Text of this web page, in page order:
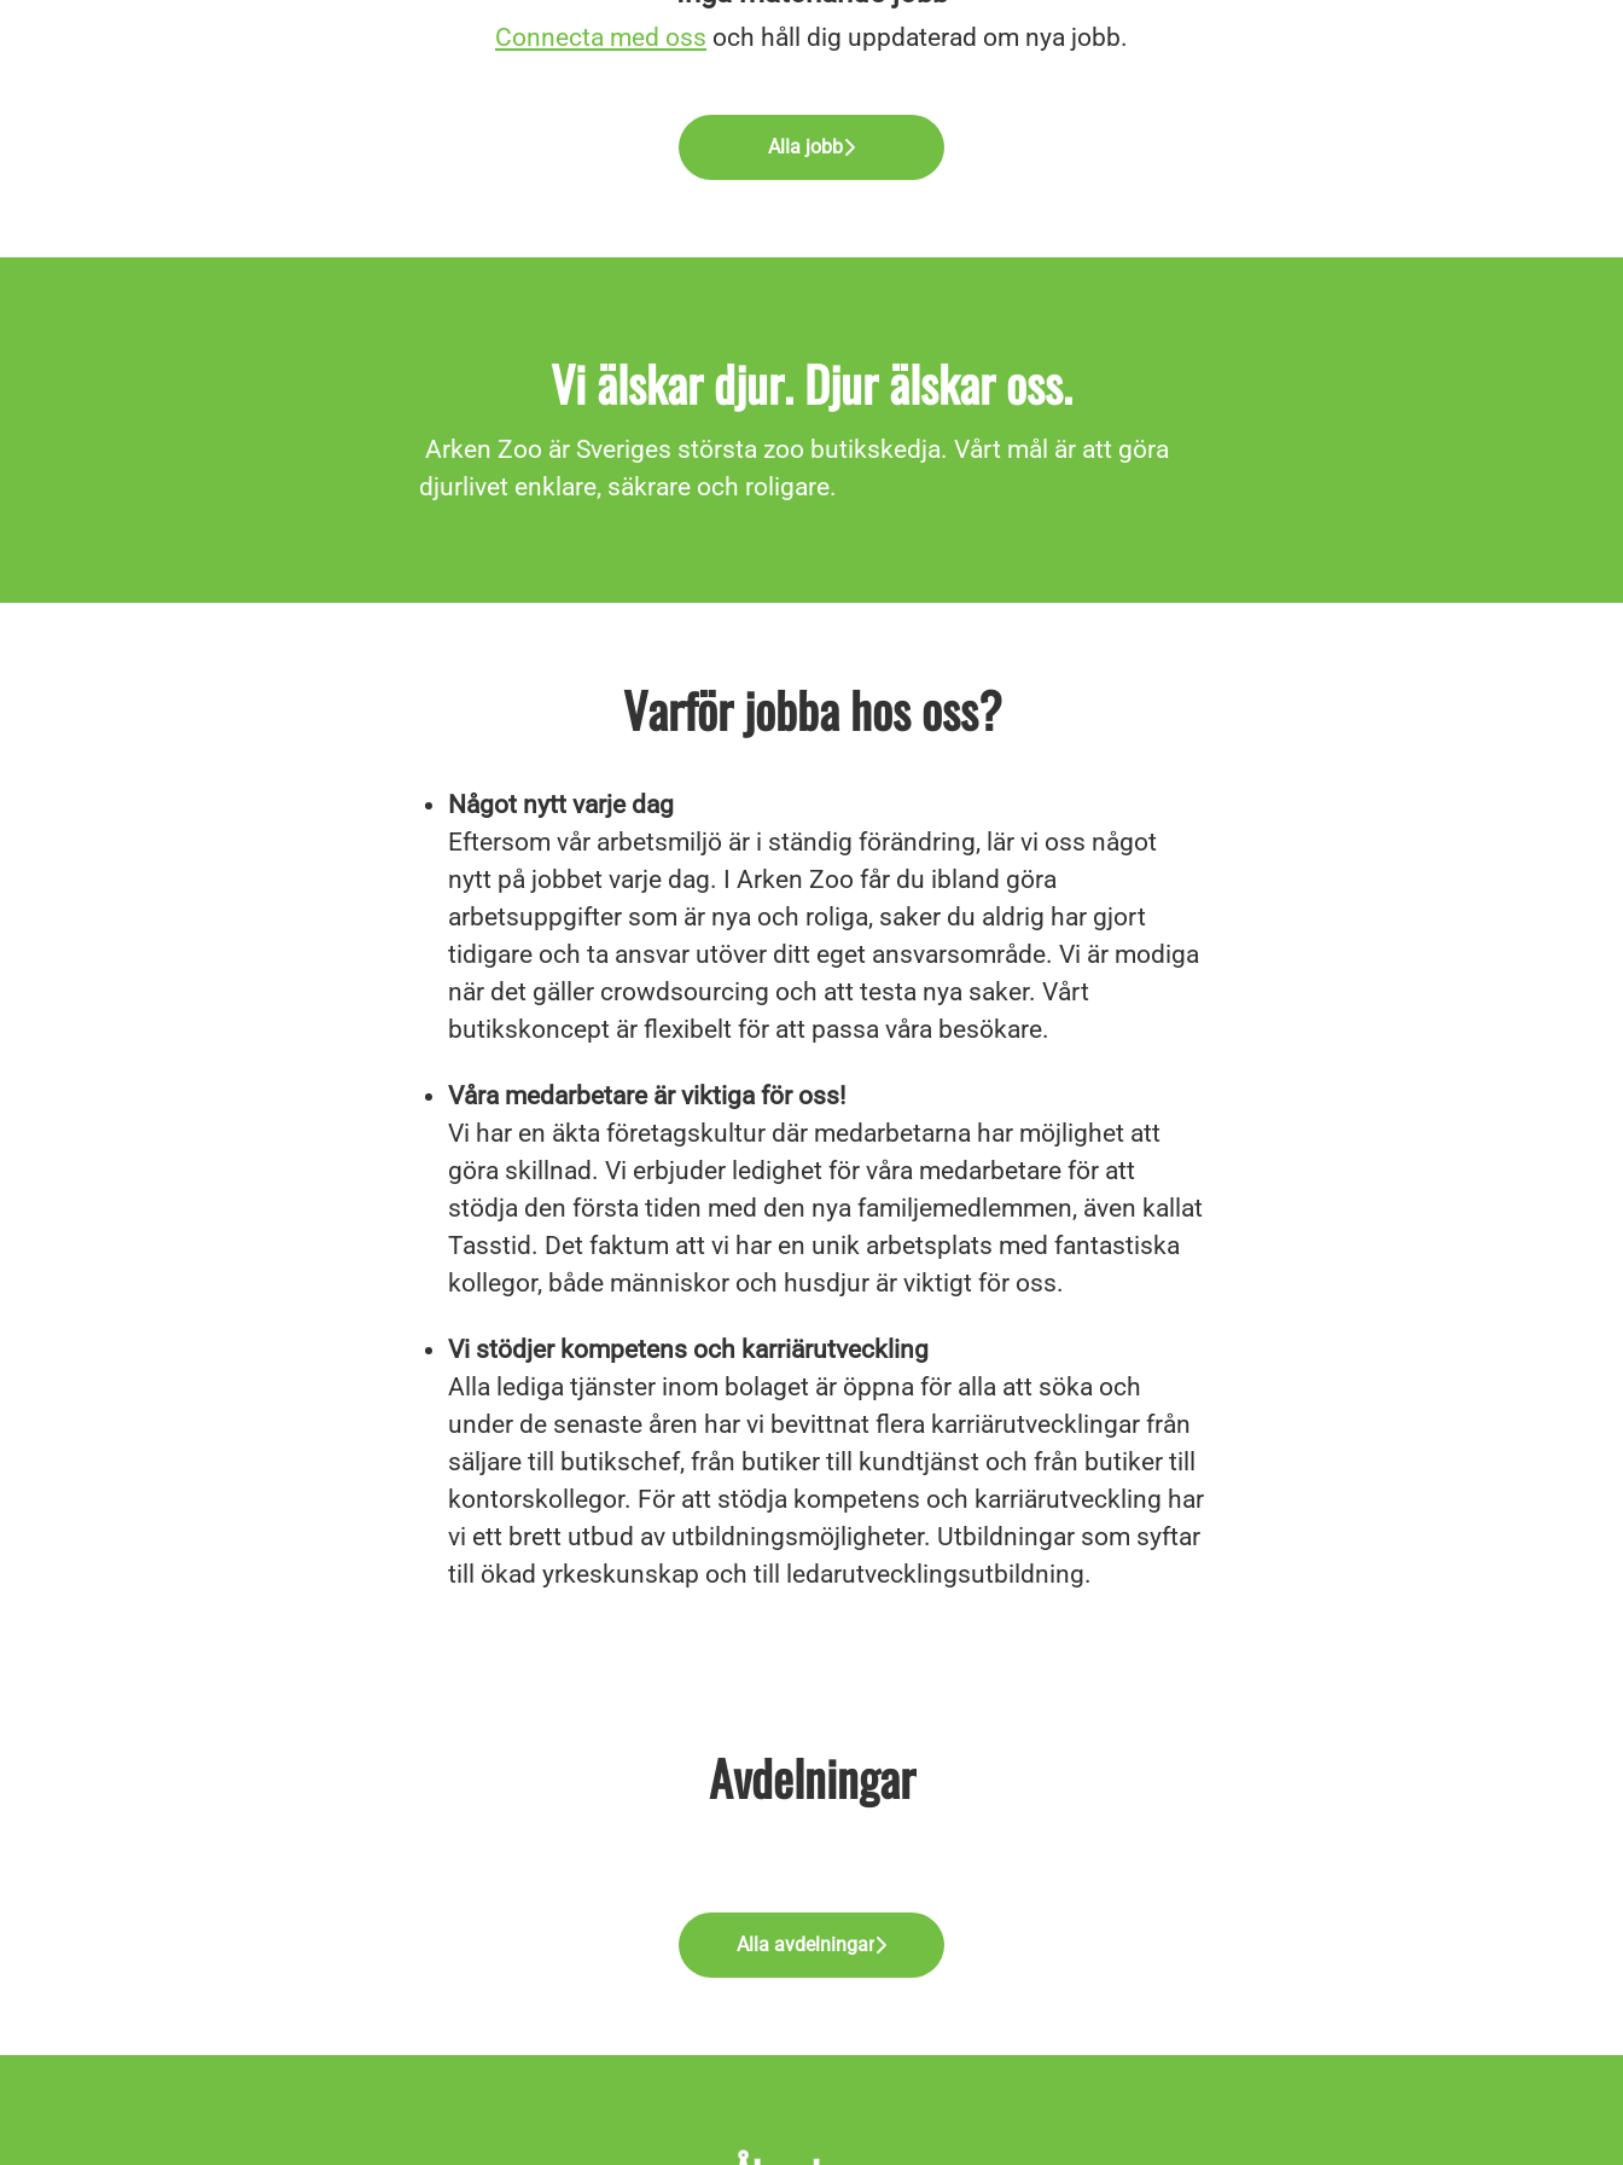
Connecta med oss och håll dig uppdaterad om nya jobb.
Alla jobb
Vi älskar djur. Djur älskar oss.
Arken Zoo är Sveriges största zoo butikskedja. Vårt mål är att göra
djurlivet enklare, säkrare och roligare.
Varför jobba hos oss?
Något nytt varje dag
Eftersom vår arbetsmiljö är i ständig förändring, lär vi oss något
nytt på jobbet varje dag. I Arken Zoo får du ibland göra
arbetsuppgifter som är nya och roliga, saker du aldrig har gjort
tidigare och ta ansvar utöver ditt eget ansvarsområde. Vi är modiga
när det gäller crowdsourcing och att testa nya saker. Vårt
butikskoncept är flexibelt för att passa våra besökare.
Våra medarbetare är viktiga för oss!
Vi har en äkta företagskultur där medarbetarna har möjlighet att
göra skillnad. Vi erbjuder ledighet för våra medarbetare för att
stödja den första tiden med den nya familjemedlemmen, även kallat
Tasstid. Det faktum att vi har en unik arbetsplats med fantastiska
kollegor, både människor och husdjur är viktigt för oss.
Vi stödjer kompetens och karriärutveckling
Alla lediga tjänster inom bolaget är öppna för alla att söka och
under de senaste åren har vi bevittnat flera karriärutvecklingar från
säljare till butikschef, från butiker till kundtjänst och från butiker till
kontorskollegor. För att stödja kompetens och karriärutveckling har
vi ett brett utbud av utbildningsmöjligheter. Utbildningar som syftar
till ökad yrkeskunskap och till ledarutvecklingsutbildning.
Avdelningar
Alla avdelningar